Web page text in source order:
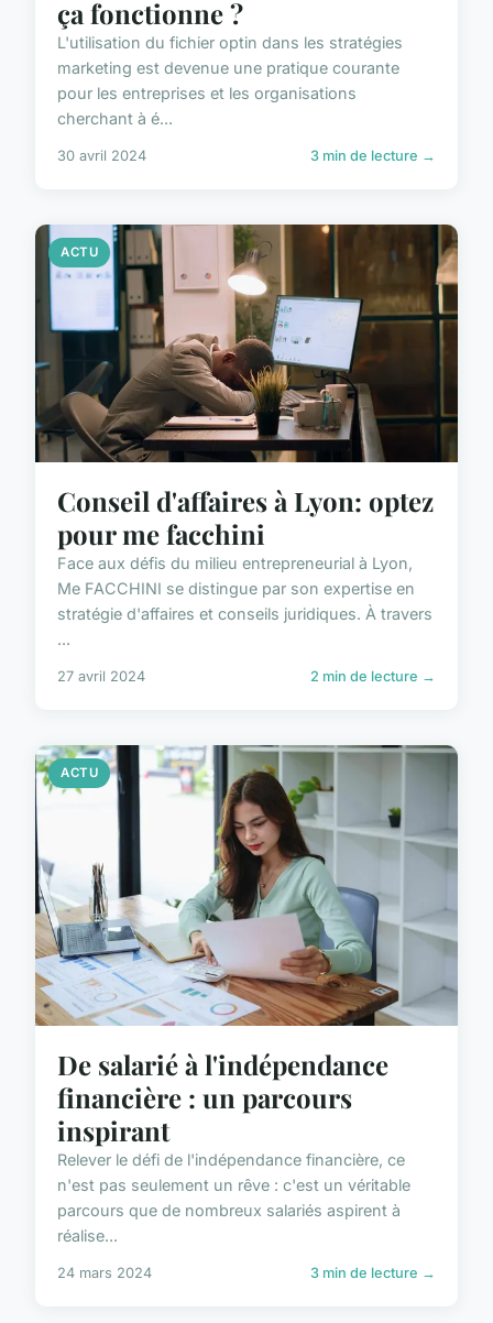
ça fonctionne ?
L'utilisation du fichier optin dans les stratégies
marketing est devenue une pratique courante
pour les entreprises et les organisations
cherchant à é...
30 avril 2024 3 min de lecture →
ACTU
Conseil d'affaires à Lyon: optez
pour me facchini
Face aux défis du milieu entrepreneurial à Lyon,
Me FACCHINI se distingue par son expertise en
stratégie d'affaires et conseils juridiques. À travers
...
27 avril 2024 2 min de lecture →
ACTU
De salarié à l'indépendance
financière : un parcours
inspirant
Relever le défi de l'indépendance financière, ce
n'est pas seulement un rêve : c'est un véritable
parcours que de nombreux salariés aspirent à
réalise...
24 mars 2024 3 min de lecture →